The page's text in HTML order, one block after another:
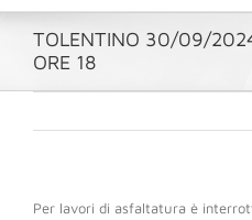
TOLENTINO 30/09/
ORE 18
Per lavori di asfaltatura è